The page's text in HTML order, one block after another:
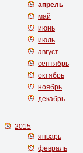
апрель
май
июнь
июль
август
сентябрь
октябрь
ноябрь
декабрь
2015
январь
февраль